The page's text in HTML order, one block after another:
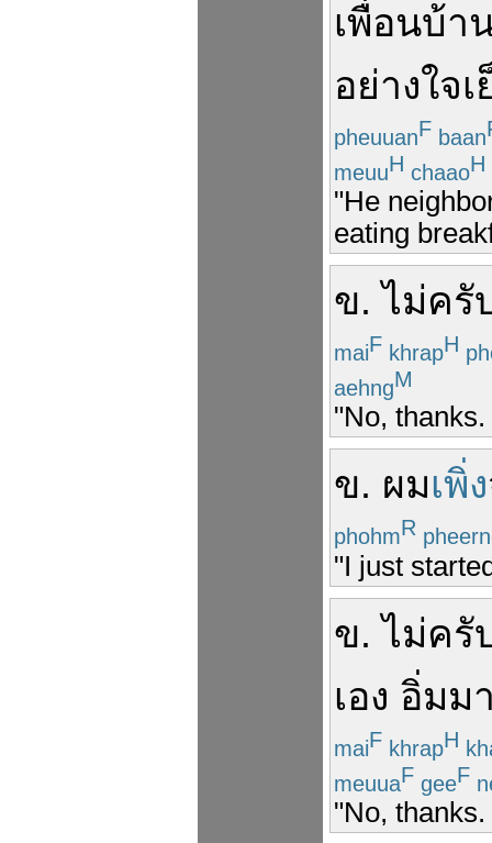
เพื่อนบ้า
อย่างใจ
pheuuanF baan
meuuH chaaoH
"He
eating
ข.ไม่ครั
maiF khrapH
aehngM
"No,
ข. ผมเพิ่ง
phohmR
"I just
ข.ไม่ครั
เอง อิ่มม
maiF khrapH
meuuaF geeF
"No,